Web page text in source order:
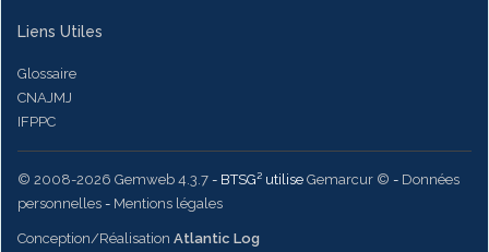
Liens Utiles
Glossaire
CNAJMJ
IFPPC
© 2008-2026 Gemweb 4.3.7 - BTSG² utilise Gemarcur © - Données
personnelles - Mentions légales
Conception/Réalisation Atlantic Log